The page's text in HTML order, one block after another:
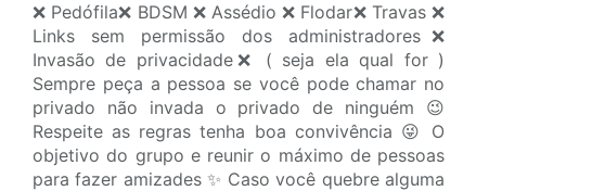
❌ Pedófila❌ BDSM ❌ Assédio ❌ Flodar❌ Travas ❌
Links sem permissão dos administradores❌
Invasão de privacidade❌ ( seja ela qual for )
Sempre peça a pessoa se você pode chamar no
privado não invada o privado de ninguém 😉
Respeite as regras tenha boa convivência 😜 O
objetivo do grupo e reunir o máximo de pessoas
para fazer amizades ✨ Caso você quebre alguma